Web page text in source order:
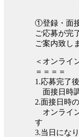
①登録・面
ご応募が完
ご案内致し
＜オンライ
＝＝＝＝
1.応募完了
面接日時
2.面接日時
オンライ
す
3.当日にな